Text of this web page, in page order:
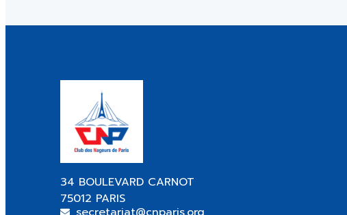
34 BOULEVARD CARNOT
75012 PARIS